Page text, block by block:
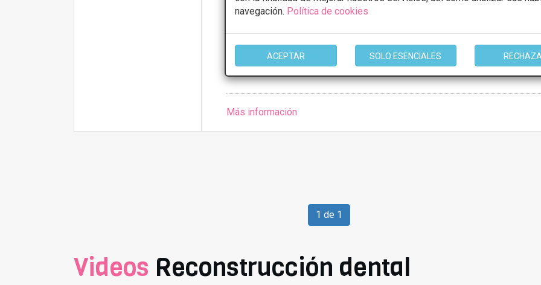
navegación. Política de cookies
ACEPTAR SOLO ESENCIALES
Reconstrucción dental
CONSULTAR/CITA/PRESUPUESTO
Más información
1 de 1
Videos Reconstrucción dental